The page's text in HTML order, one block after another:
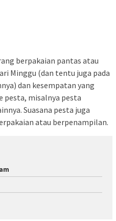
berpakaian pantas atau
Minggu (dan tentu juga pada
dan kesempatan yang
pesta, misalnya pesta
Suasana pesta juga
atau berpenampilan.